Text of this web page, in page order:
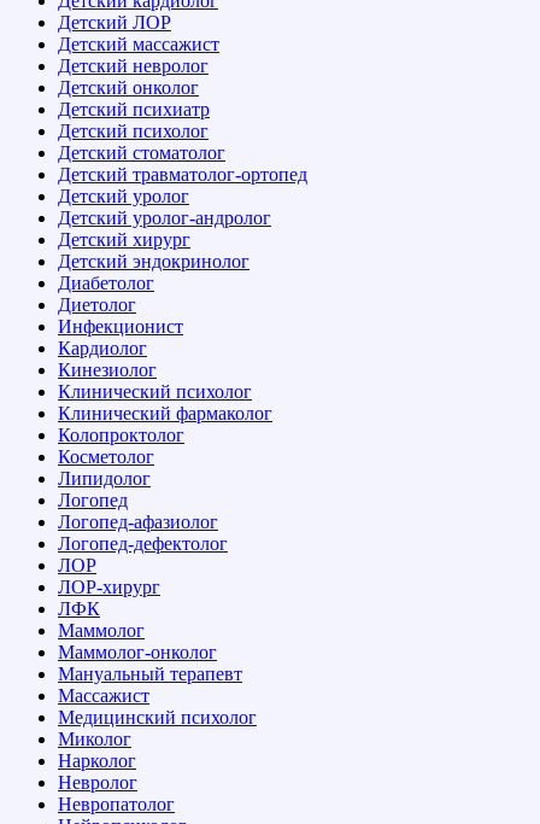
Детский ЛОР
Детский массажист
Детский невролог
Детский онколог
Детский психиатр
Детский психолог
Детский стоматолог
Детский травматолог-ортопед
Детский уролог
Детский уролог-андролог
Детский хирург
Детский эндокринолог
Диабетолог
Диетолог
Инфекционист
Кардиолог
Кинезиолог
Клинический психолог
Клинический фармаколог
Колопроктолог
Косметолог
Липидолог
Логопед
Логопед-афазиолог
Логопед-дефектолог
ЛОР
ЛОР-хирург
ЛФК
Маммолог
Маммолог-онколог
Мануальный терапевт
Массажист
Медицинский психолог
Миколог
Нарколог
Невролог
Невропатолог